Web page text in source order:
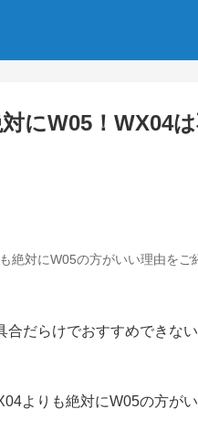
にW05！WX04
絶対にW05の方がいい理由を
よりも絶対にW05の方がい